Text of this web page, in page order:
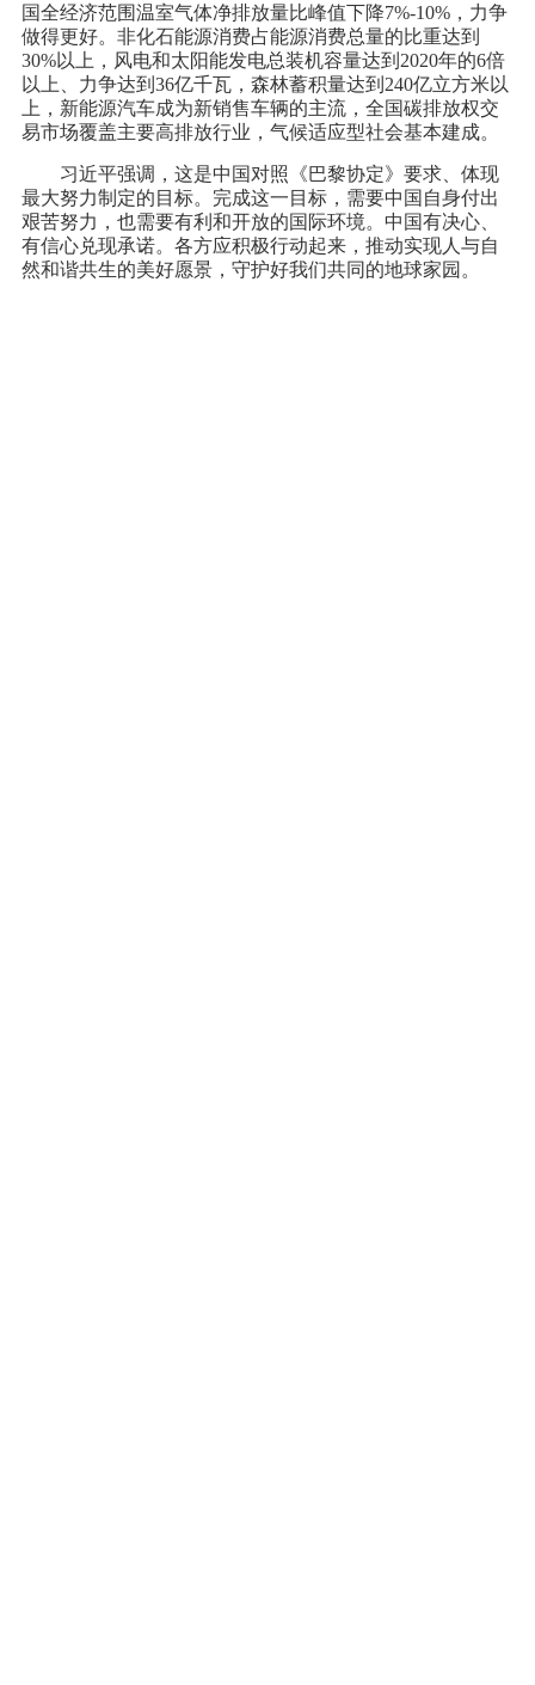
国全经济范围温室气体净排放量比峰值下降7%-10%，力争
做得更好。非化石能源消费占能源消费总量的比重达到
30%以上，风电和太阳能发电总装机容量达到2020年的6倍
以上、力争达到36亿千瓦，森林蓄积量达到240亿立方米以
上，新能源汽车成为新销售车辆的主流，全国碳排放权交
易市场覆盖主要高排放行业，气候适应型社会基本建成。
习近平强调，这是中国对照《巴黎协定》要求、体现
最大努力制定的目标。完成这一目标，需要中国自身付出
艰苦努力，也需要有利和开放的国际环境。中国有决心、
有信心兑现承诺。各方应积极行动起来，推动实现人与自
然和谐共生的美好愿景，守护好我们共同的地球家园。